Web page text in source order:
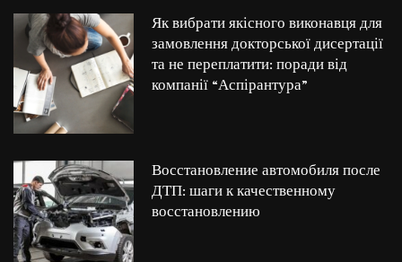
Як вибрати якісного виконавця для
замовлення докторської дисертації
та не переплатити: поради від
компанії “Аспірантура”
Восстановление автомобиля после
ДТП: шаги к качественному
восстановлению